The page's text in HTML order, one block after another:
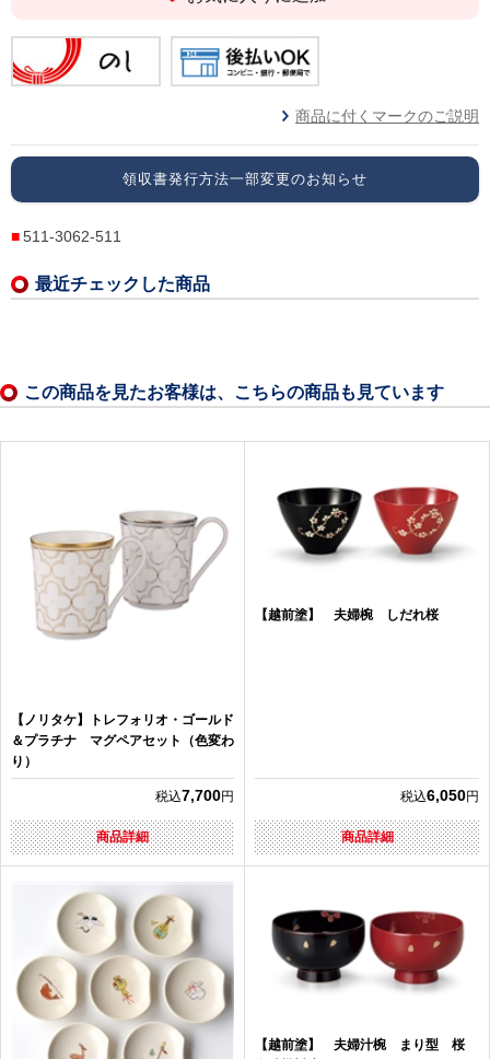
商品に付くマークのご説明
領収書発行方法一部変更のお知らせ
511-3062-511
最近チェックした商品
この商品を見たお客様は、こちらの商品も見ています
【ノリタケ】トレフォリオ・ゴールド
＆プラチナ マグペアセット（色変わ
り）
税込7,700円
商品詳細
【越前塗】 夫婦椀 しだれ桜
税込6,050円
商品詳細
【越前塗】 夫婦汁椀 まり型 桜